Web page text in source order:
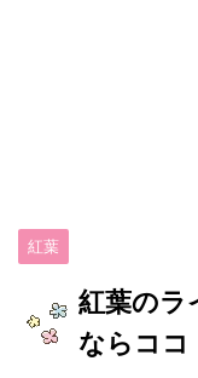
紅葉
紅葉のラ
ならココ